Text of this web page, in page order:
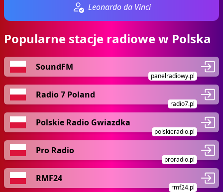
Leonardo da Vinci
Popularne stacje radiowe w Polska
SoundFM
panelradiowy.pl
Radio 7 Poland
radio7.pl
Polskie Radio Gwiazdka
polskieradio.pl
Pro Radio
proradio.pl
RMF24
rmf24.pl